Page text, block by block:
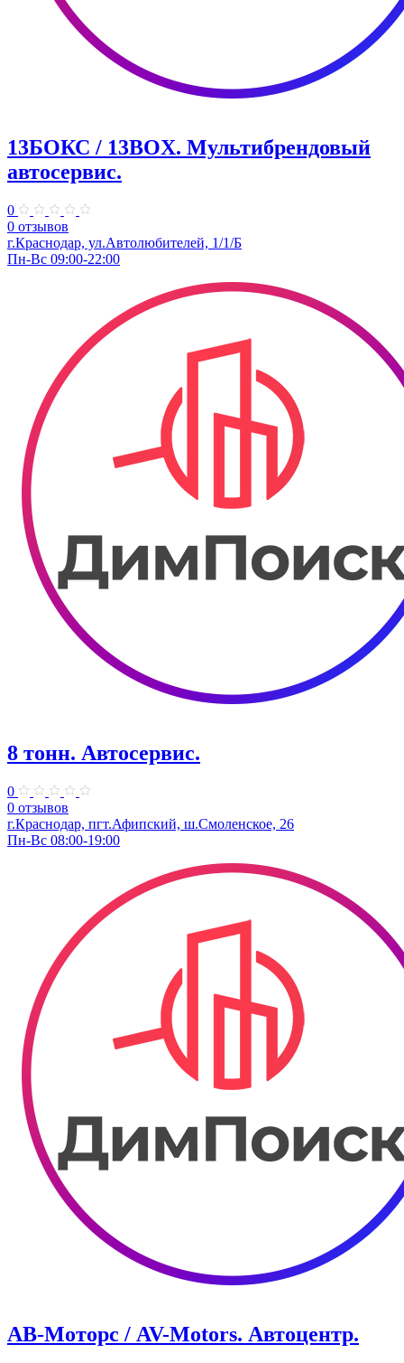
13БОКС / 13BOX. ​Мультибрендовый
автосервис.
0
0 отзывов
г.Краснодар, ул.Автолюбителей, 1/1/Б
Пн-Вс 09:00-22:00
8 тонн. Автосервис.
0
0 отзывов
г.Краснодар, пгт.Афипский, ш.Смоленское, 26
Пн-Вс 08:00-19:00
АВ-Моторс / AV-Motors. Автоцентр.